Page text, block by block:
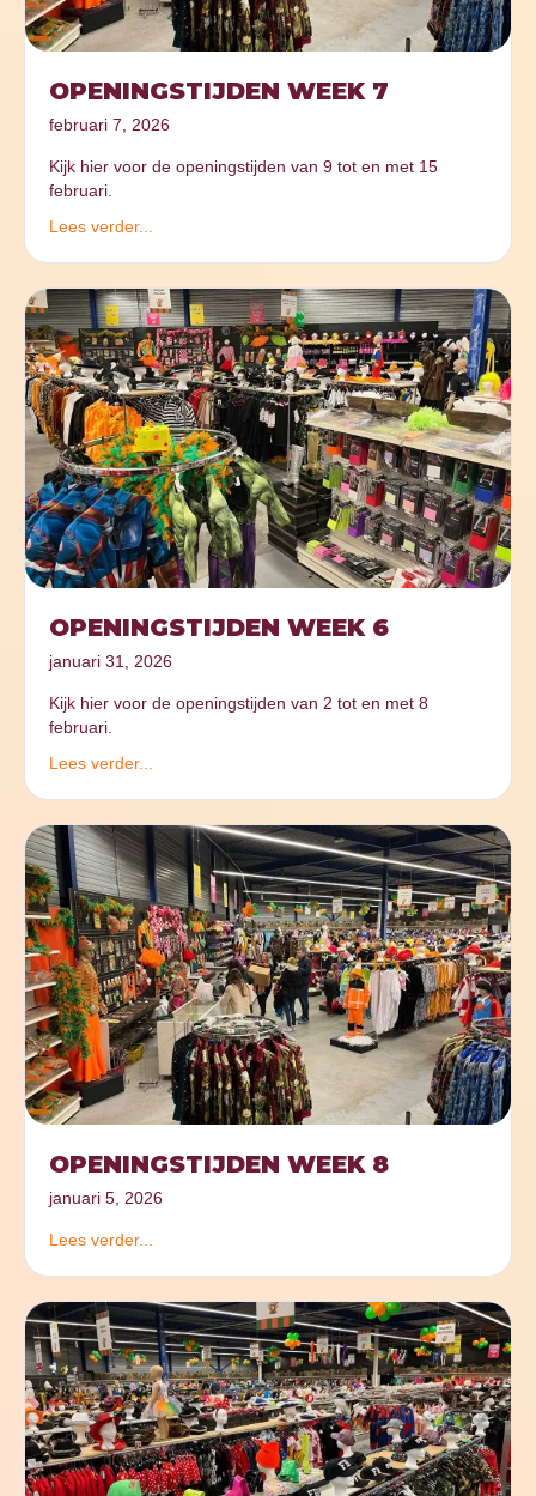
OPENINGSTIJDEN WEEK 7
februari 7, 2026
Kijk hier voor de openingstijden van 9 tot en met 15
februari.
Lees verder...
OPENINGSTIJDEN WEEK 6
januari 31, 2026
Kijk hier voor de openingstijden van 2 tot en met 8
februari.
Lees verder...
OPENINGSTIJDEN WEEK 8
januari 5, 2026
Lees verder...